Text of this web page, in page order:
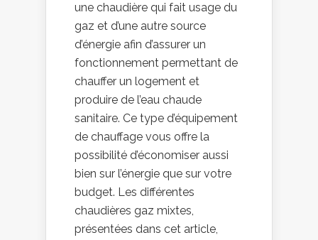
une chaudière qui fait usage du
gaz et d’une autre source
d’énergie afin d’assurer un
fonctionnement permettant de
chauffer un logement et
produire de l’eau chaude
sanitaire. Ce type d’équipement
de chauffage vous offre la
possibilité d’économiser aussi
bien sur l’énergie que sur votre
budget. Les différentes
chaudières gaz mixtes,
présentées dans cet article,